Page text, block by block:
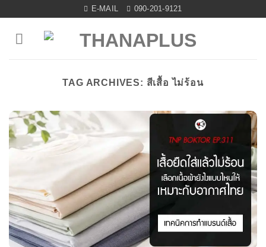
content
E-MAIL 090-201-9121
TAG ARCHIVES: สีเสื้อ ไม่ร้อน